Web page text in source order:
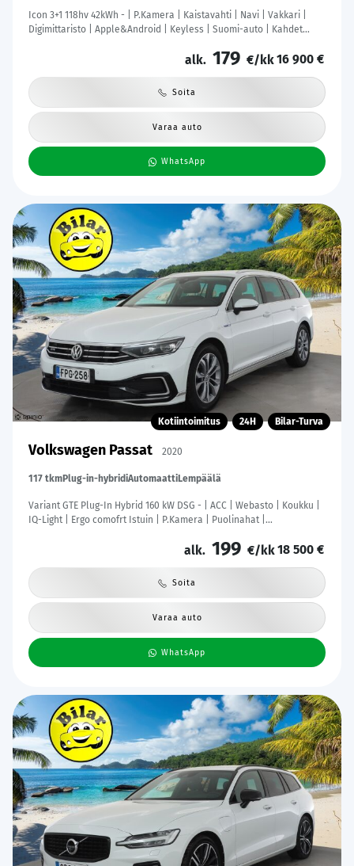
Icon 3+1 118hv 42kWh - | P.Kamera | Kaistavahti | Navi | Vakkari |
Digimittaristo | Apple&Android | Keyless | Suomi-auto | Kahdet
alk. 179 €/kk16 900 €
Soita
Varaa auto
WhatsApp
Kotiintoimitus 24H Bilar-Turva
Volkswagen Passat 2020
117 tkmPlug-in-hybridiAutomaattiLempäälä
Variant GTE Plug-In Hybrid 160 kW DSG - | ACC | Webasto | Koukku |
IQ-Light | Ergo comofrt Istuin | P.Kamera | Puolinahat |
alk. 199 €/kk18 500 €
Soita
Varaa auto
WhatsApp